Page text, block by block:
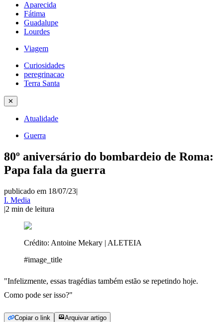
Aparecida
Fátima
Guadalupe
Lourdes
Viagem
Curiosidades
peregrinacao
Terra Santa
✕
Atualidade
Guerra
80º aniversário do bombardeio de Roma:
Papa fala da guerra
publicado em 18/07/23|
I. Media
|2 min de leitura
Crédito: Antoine Mekary | ALETEIA
#image_title
"Infelizmente, essas tragédias também estão se repetindo hoje.
Como pode ser isso?"
Copiar o link Arquivar artigo